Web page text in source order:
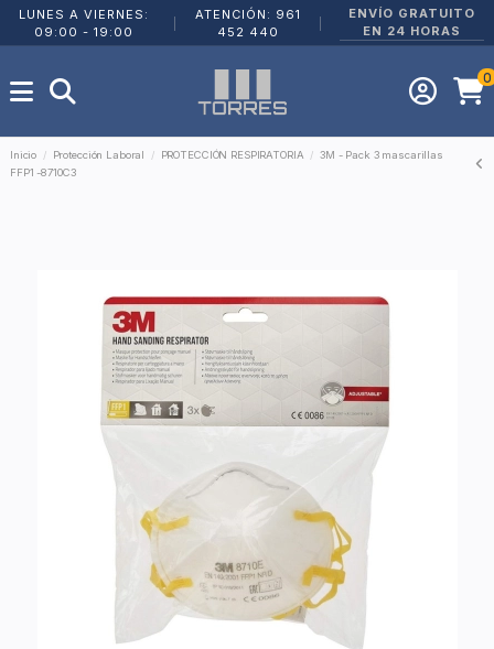
LUNES A VIERNES:
09:00 - 19:00
ATENCIÓN: 961
452 440
ENVÍO GRATUITO
EN 24 HORAS
0
Inicio Protección Laboral PROTECCIÓN RESPIRATORIA
3M - Pack 3 mascarillas
FFP1 -8710C3